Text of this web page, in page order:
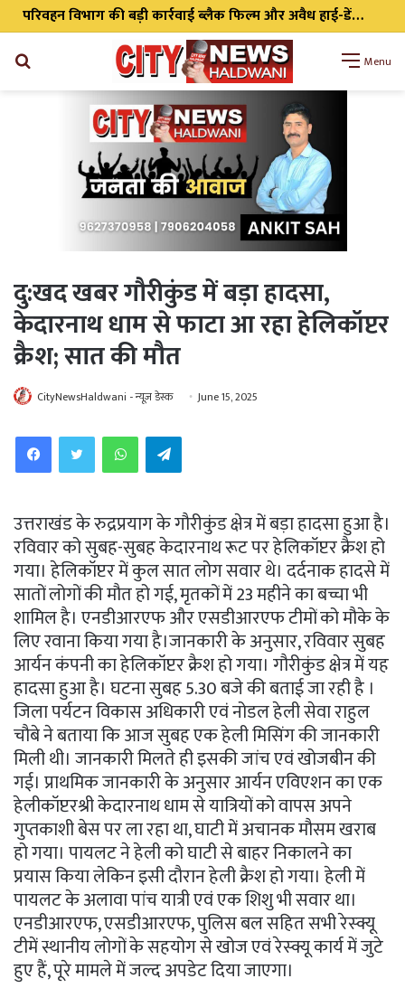
परिवहन विभाग की बड़ी कार्रवाई ब्लैक फिल्म और अवैध हाई-डेंसिटी लाइट के खिलाफ विशेष अभियान, 257 वाहनों के चालान, 22 वाहन सीज
Menu
दु:खद खबर गौरीकुंड में बड़ा हादसा,
केदारनाथ धाम से फाटा आ रहा हेलिकॉप्टर
क्रैश; सात की मौत
CityNewsHaldwani - न्यूज़ डेस्क June 15, 2025
WhatsAppTelegram
उत्तराखंड के रुद्रप्रयाग के गौरीकुंड क्षेत्र में बड़ा हादसा हुआ है।
रविवार को सुबह-सुबह केदारनाथ रूट पर हेलिकॉप्टर क्रैश हो
गया। हेलिकॉप्टर में कुल सात लोग सवार थे। दर्दनाक हादसे में
सातों लोगों की मौत हो गई, मृतकों में 23 महीने का बच्चा भी
शामिल है। एनडीआरएफ और एसडीआरएफ टीमों को मौके के
लिए रवाना किया गया है।जानकारी के अनुसार, रविवार सुबह
आर्यन कंपनी का हेलिकॉप्टर क्रैश हो गया। गौरीकुंड क्षेत्र में यह
हादसा हुआ है। घटना सुबह 5.30 बजे की बताई जा रही है ।
जिला पर्यटन विकास अधिकारी एवं नोडल हेली सेवा राहुल
चौबे ने बताया कि आज सुबह एक हेली मिसिंग की जानकारी
मिली थी। जानकारी मिलते ही इसकी जांच एवं खोजबीन की
गई। प्राथमिक जानकारी के अनुसार आर्यन एविएशन का एक
हेलीकॉप्टरश्री केदारनाथ धाम से यात्रियों को वापस अपने
गुप्तकाशी बेस पर ला रहा था, घाटी में अचानक मौसम खराब
हो गया। पायलट ने हेली को घाटी से बाहर निकालने का
प्रयास किया लेकिन इसी दौरान हेली क्रैश हो गया। हेली में
पायलट के अलावा पांच यात्री एवं एक शिशु भी सवार था।
एनडीआरएफ, एसडीआरएफ, पुलिस बल सहित सभी रेस्क्यू
टीमें स्थानीय लोगों के सहयोग से खोज एवं रेस्क्यू कार्य में जुटे
हुए हैं, पूरे मामले में जल्द अपडेट दिया जाएगा।